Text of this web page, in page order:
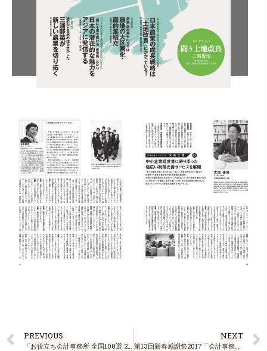
PREVIOUS NEXT
第13回新春感謝祭2017「会計事務所は成長を止めるな！！」に登壇しました。